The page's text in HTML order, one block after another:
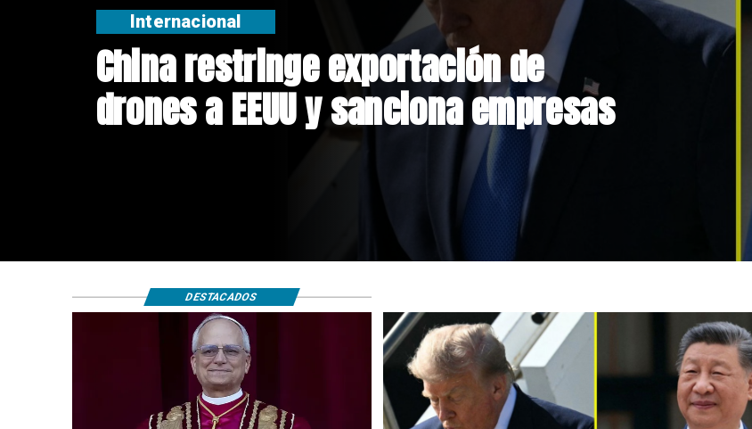
Papa León XIV anuncia gira por
Sudamérica
Internacional
DESTACADOS